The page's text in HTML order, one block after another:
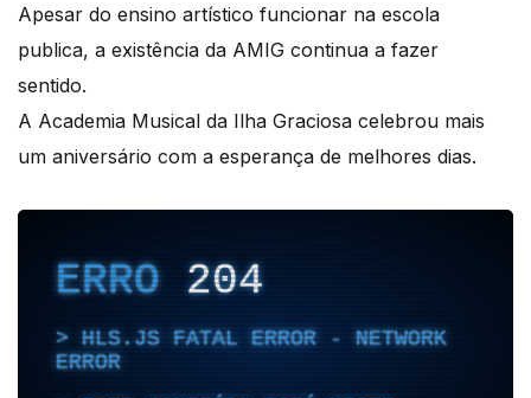
Apesar do ensino artístico funcionar na escola
publica, a existência da AMIG continua a fazer
sentido.
A Academia Musical da Ilha Graciosa celebrou mais
um aniversário com a esperança de melhores dias.